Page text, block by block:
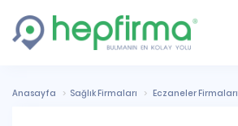
Anasayfa Sağlık Firmaları Eczaneler Firmaları